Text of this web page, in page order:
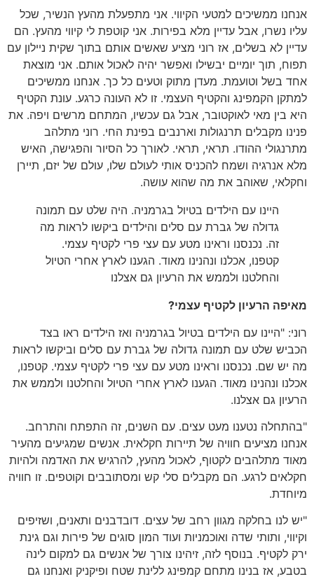
אנחנו ממשיכים למטעי הקיווי. אני מתפעלת מהעץ הנשיר, שכל
עליו נשרו, אבל עדיין מלא בפירות. אני קוטפת לי קיווי מהעץ. הם
עדיין לא בשלים, אז רוני מציע שאשים אותם בתוך שקית ניילון עם
תפוח, תוך יומיים יבשילו ואפשר יהיה לאכול אותם. אני מוצאת
אחד בשל וטועמת. מעדן מתוק וטעים כל כך. אנחנו ממשיכים
למתקן הקמפינג והקטיף העצמי. זו לא העונה כרגע. עונת הקטיף
היא בין מאי לאוקטובר, אבל גם עכשיו, המתחם מרשים ויפה. את
פנינו מקבלים תרנגולות וארנבים בפינת החי. רוני מתלהב
מתרנגולי ההודו. תראי, תראי. לאורך כל הסיור והפגישה, האיש
מלא אנרגיה ושמח להכניס אותי לעולם שלו, עולם של יזם, תיירן
וחקלאי, שאוהב את מה שהוא עושה.
היינו עם הילדים בטיול בגרמניה. היה שלט עם תמונה
גדולה של גברת עם סלים והילדים ביקשו לראות מה
זה. נכנסנו וראינו מטע עם עצי פרי לקטיף עצמי.
קטפנו, אכלנו ונהנינו מאוד. הגענו לארץ אחרי הטיול
והחלטנו ולממש את הרעיון גם אצלנו
מאיפה הרעיון לקטיף עצמי?
רוני: "היינו עם הילדים בטיול בגרמניה ואז הילדים ראו בצד
הכביש שלט עם תמונה גדולה של גברת עם סלים וביקשו לראות
מה יש שם. נכנסנו וראינו מטע עם עצי פרי לקטיף עצמי. קטפנו,
אכלנו ונהנינו מאוד. הגענו לארץ אחרי הטיול והחלטנו ולממש את
הרעיון גם אצלנו.
"בהתחלה נטענו מעט עצים. עם השנים, זה התפתח והתרחב.
אנחנו מציעים חוויה של תיירות חקלאית. אנשים שמגיעים מהעיר
מאוד מתלהבים לקטוף, לאכול מהעץ, להרגיש את האדמה ולהיות
חקלאים לרגע. הם מקבלים סלי קש ומסתובבים וקוטפים. זו חוויה
מיוחדת.
"יש לנו בחלקה מגוון רחב של עצים. דובדבנים ותאנים, ושזיפים
וקיווי, ותותי שדה ואוכמניות ועוד המון סוגים של פירות וגם גינת
ירק לקטיף. בנוסף לזה, זיהינו צורך של אנשים גם למקום לינה
בטבע, אז בנינו מתחם קמפינג ללינת שטח ופיקניק ואנחנו גם